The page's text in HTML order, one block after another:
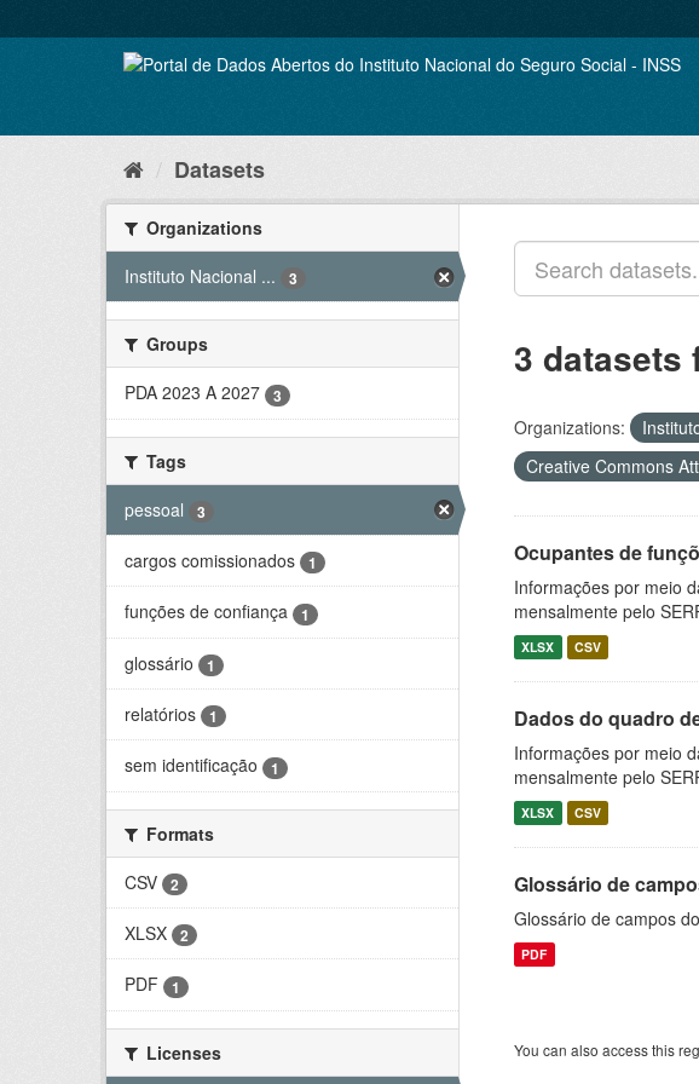
to
Datasets
Organizations
Instituto Nacional ...
3
Groups
PDA 2023 A 2027
3
Tags
pessoal
3
cargos comissionados 1
funções de confiança 1
glossário 1
relatórios 1
sem identificação 1
Formats
CSV
2
XLSX 2
PDF 1
Licenses
3 datasets
Organizations:
Creative Commons
Ocupantes de
Informações por meio
mensalmente pelo
XLSX CSV
Dados do quadro
Informações por meio
mensalmente pelo
XLSX CSV
Glossário de
Glossário de campos
PDF
You can also access this